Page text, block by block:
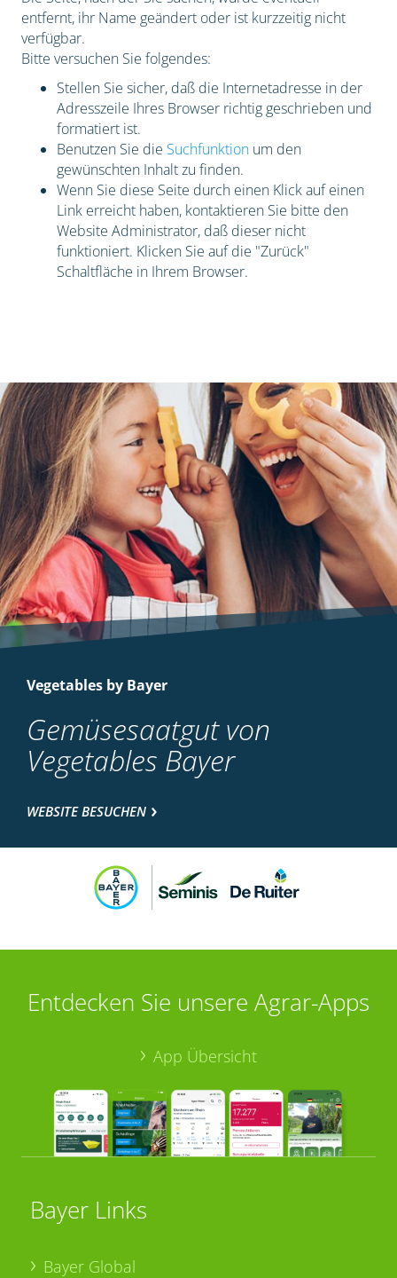
entfernt, ihr Name geändert oder ist kurzzeitig nicht
verfügbar.
Bitte versuchen Sie folgendes:
Stellen Sie sicher, daß die Internetadresse in der
Adresszeile Ihres Browser richtig geschrieben und
formatiert ist.
Benutzen Sie die Suchfunktionum den
gewünschten Inhalt zu finden.
Wenn Sie diese Seite durch einen Klick auf einen
Link erreicht haben, kontaktieren Sie bitte den
Website Administrator, daß dieser nicht
funktioniert. Klicken Sie auf die "Zurück"
Schaltfläche in Ihrem Browser.
Vegetables by Bayer
Gemüsesaatgut von
Vegetables Bayer
WEBSITE BESUCHEN
Entdecken Sie unsere Agrar-Apps
App Übersicht
Bayer Links
Bayer Global